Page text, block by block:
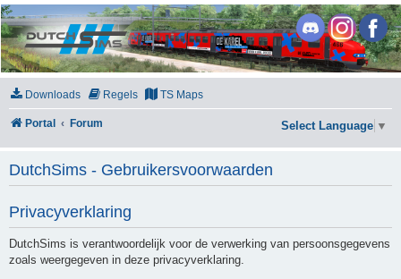
DutchSims
Downloads Regels TS Maps
Portal Forum Select Language ▼
DutchSims - Gebruikersvoorwaarden
Privacyverklaring
DutchSims is verantwoordelijk voor de verwerking van persoonsgegevens
zoals weergegeven in deze privacyverklaring.